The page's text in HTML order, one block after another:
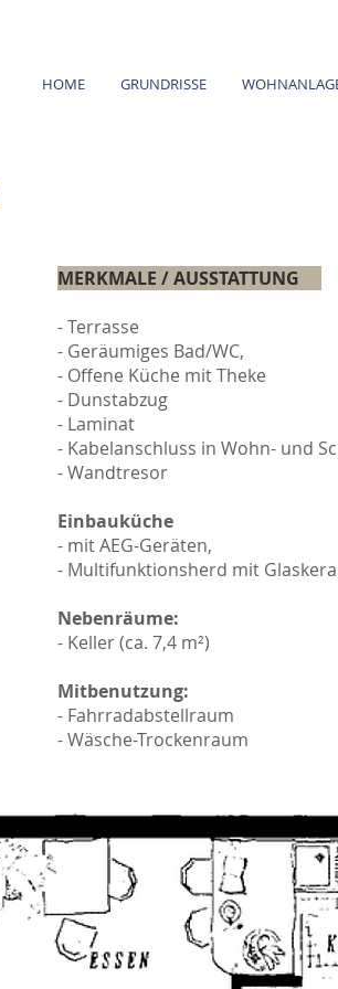
HOME GRUNDRISSE
MERKMALE / AUSSTATTUNG
- Terrasse
- Geräumiges Bad/WC,
- Offene Küche mit Theke
- Dunstabzug
- Laminat
- Kabelanschluss in Wohn- und
- Wandtresor
Einbauküche
- mit AEG-Geräten,
- Multifunktionsherd mit
Nebenräume:
- Keller (ca. 7,4 m²)
Mitbenutzung:
- Fahrradabstellraum
- Wäsche-Trockenraum